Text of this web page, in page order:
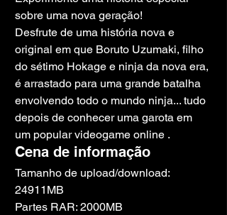
sobre uma nova geração!
Desfrute de uma história nova e
original em que Boruto Uzumaki, filho
do sétimo Hokage e ninja da nova era,
é arrastado para uma grande batalha
envolvendo todo o mundo ninja... tudo
depois de conhecer uma garota em
um popular videogame online .
Cena de informação
Tamanho de upload/download:
24911MB
Partes RAR: 2000MB